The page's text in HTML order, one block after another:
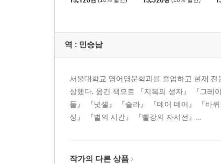
역 : 민승남
서울대학교 영어영문학과를 졸업하고 현재
상했다. 옮긴 책으로 『지복의 성자』 『그레
들』 『넛셸』 『솔라』 『데어 데어』 『바
성』 『별의 시간』 『빨강의 자서전』...
작가의 다른 상품